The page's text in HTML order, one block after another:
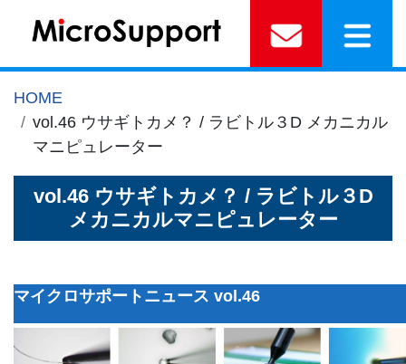
HOME
vol.46 ウサギトカメ？ / ラビトル３D メカニカル
マニピュレーター
vol.46 ウサギトカメ？ / ラビトル３D
メカニカルマニピュレーター
マイクロサポートニュース vol.46